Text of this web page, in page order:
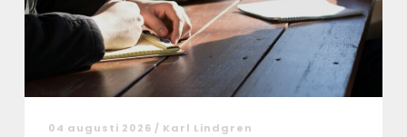
04 augusti 2026 / Karl Lindgren